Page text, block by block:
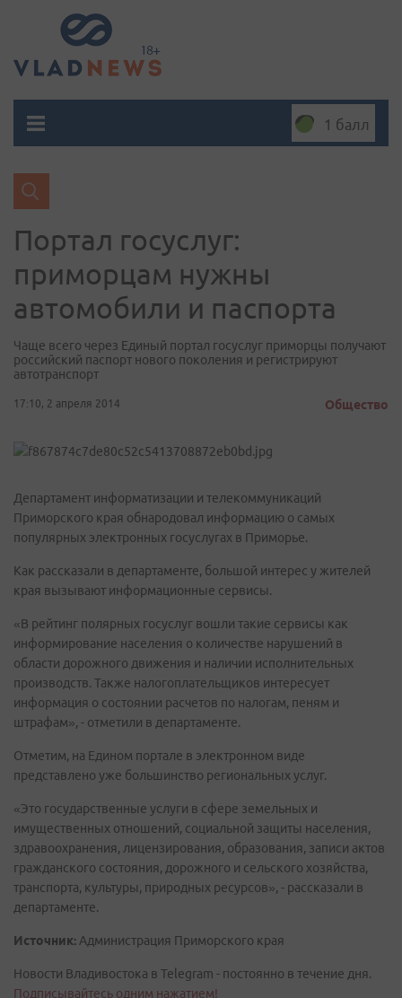
1 балл
Портал госуслуг:
приморцам нужны
автомобили и паспорта
Чаще всего через Единый портал госуслуг приморцы получают
российский паспорт нового поколения и регистрируют
автотранспорт
17:10, 2 апреля 2014 Общество
Департамент информатизации и телекоммуникаций
Приморского края обнародовал информацию о самых
популярных электронных госуслугах в Приморье.
Как рассказали в департаменте, большой интерес у жителей
края вызывают информационные сервисы.
«В рейтинг полярных госуслуг вошли такие сервисы как
информирование населения о количестве нарушений в
области дорожного движения и наличии исполнительных
производств. Также налогоплательщиков интересует
информация о состоянии расчетов по налогам, пеням и
штрафам», - отметили в департаменте.
Отметим, на Едином портале в электронном виде
представлено уже большинство региональных услуг.
«Это государственные услуги в сфере земельных и
имущественных отношений, социальной защиты населения,
здравоохранения, лицензирования, образования, записи актов
гражданского состояния, дорожного и сельского хозяйства,
транспорта, культуры, природных ресурсов», - рассказали в
департаменте.
Источник: Администрация Приморского края
Новости Владивостока в Telegram - постоянно в течение дня.
Подписывайтесь одним нажатием!